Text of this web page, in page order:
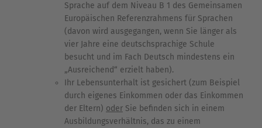
Sprache auf dem Niveau B 1 des Gemeinsamen
Europäischen Referenzrahmens für Sprachen
(davon wird ausgegangen, wenn Sie länger als
vier Jahre eine deutschsprachige Schule
besucht und im Fach Deutsch mindestens ein
„Ausreichend“ erzielt haben).
Ihr Lebensunterhalt ist gesichert (zum Beispiel
durch eigenes Einkommen oder das Einkommen
der Eltern) oder Sie befinden sich in einem
Ausbildungsverhältnis, das zu einem